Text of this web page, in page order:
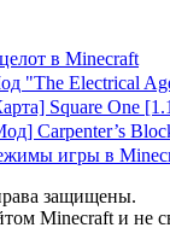
в Minecraft
"The Electrical
Square One
Carpenter’s
игры в
защищены.
Minecraft и не